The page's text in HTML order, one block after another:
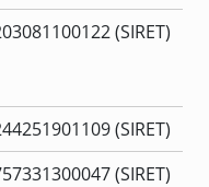
(SIRET)
(SIRET)
(SIRET)